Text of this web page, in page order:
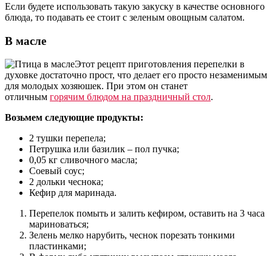
Если будете использовать такую закуску в качестве основного
блюда, то подавать ее стоит с зеленым овощным салатом.
В масле
Этот рецепт приготовления перепелки в
духовке достаточно прост, что делает его просто незаменимым
для молодых хозяюшек. При этом он станет
отличным горячим блюдом на праздничный стол.
Возьмем следующие продукты:
2 тушки перепела;
Петрушка или базилик – пол пучка;
0,05 кг сливочного масла;
Соевый соус;
2 дольки чеснока;
Кефир для маринада.
Перепелок помыть и залить кефиром, оставить на 3 часа
мариноваться;
Зелень мелко нарубить, чеснок порезать тонкими
пластинками;